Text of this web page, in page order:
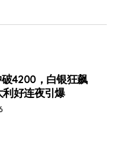
4200，白银狂飙
利好连夜引爆